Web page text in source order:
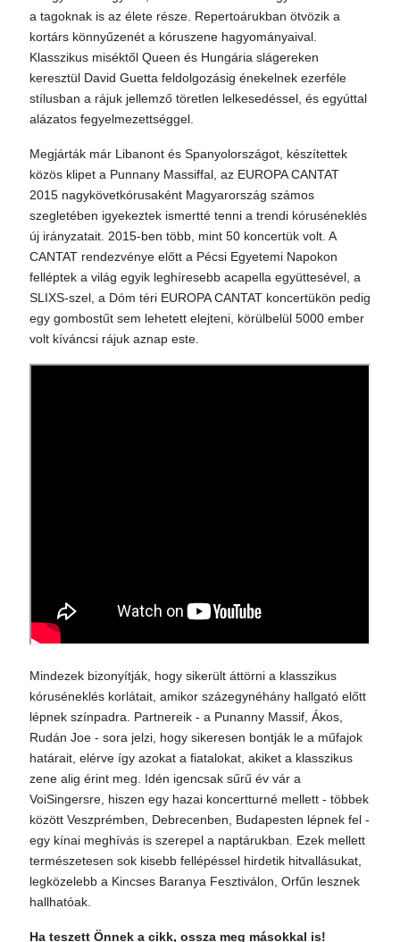
a tagoknak is az élete része. Repertoárukban ötvözik a
kortárs könnyűzenét a kóruszene hagyományaival.
Klasszikus miséktől Queen és Hungária slágereken
keresztül David Guetta feldolgozásig énekelnek ezerféle
stílusban a rájuk jellemző töretlen lelkesedéssel, és egyúttal
alázatos fegyelmezettséggel.
Megjárták már Libanont és Spanyolországot, készítettek
közös klipet a Punnany Massiffal, az EUROPA CANTAT
2015 nagykövetkórusaként Magyarország számos
szegletében igyekeztek ismertté tenni a trendi kóruséneklés
új irányzatait. 2015-ben több, mint 50 koncertük volt. A
CANTAT rendezvénye előtt a Pécsi Egyetemi Napokon
felléptek a világ egyik leghíresebb acapella együttesével, a
SLIXS-szel, a Dóm téri EUROPA CANTAT koncertükön pedig
egy gombostűt sem lehetett elejteni, körülbelül 5000 ember
volt kíváncsi rájuk aznap este.
Mindezek bizonyítják, hogy sikerült áttörni a klasszikus
kóruséneklés korlátait, amikor százegynéhány hallgató előtt
lépnek színpadra. Partnereik - a Punanny Massif, Ákos,
Rudán Joe - sora jelzi, hogy sikeresen bontják le a műfajok
határait, elérve így azokat a fiatalokat, akiket a klasszikus
zene alig érint meg. Idén igencsak sűrű év vár a
VoiSingersre, hiszen egy hazai koncertturné mellett - többek
között Veszprémben, Debrecenben, Budapesten lépnek fel -
egy kínai meghívás is szerepel a naptárukban. Ezek mellett
természetesen sok kisebb fellépéssel hirdetik hitvallásukat,
legközelebb a Kincses Baranya Fesztiválon, Orfűn lesznek
hallhatóak.
Ha teszett Önnek a cikk, ossza meg másokkal is!